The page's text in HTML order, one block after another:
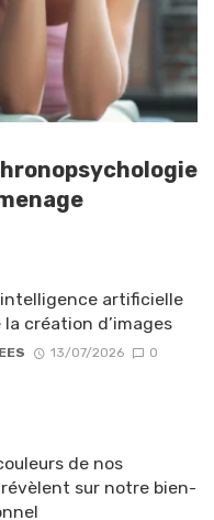
artificielle
création d’images
13/07/2026 0
de nos
sur notre bien-